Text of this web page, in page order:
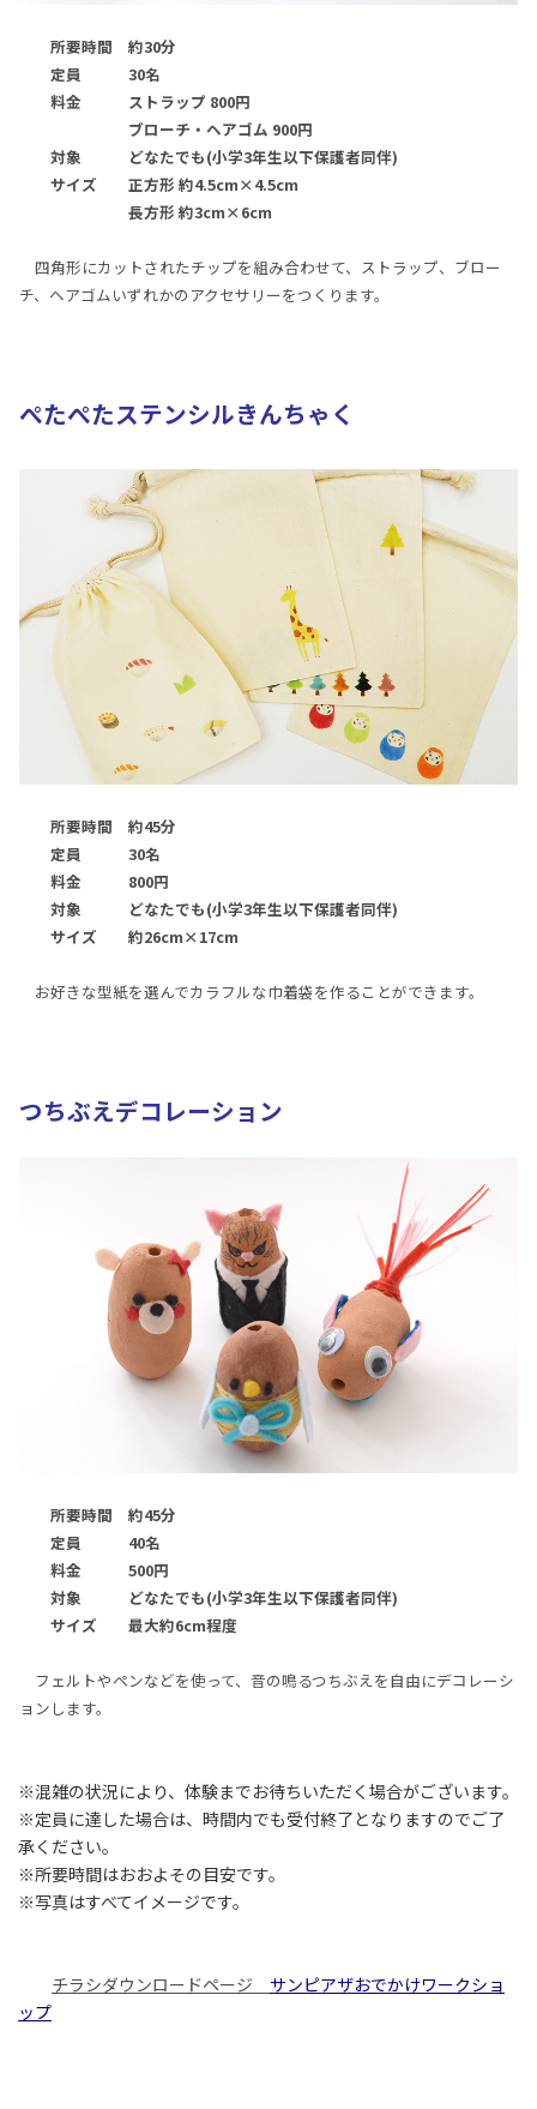
所要時間 約30分
定員 30名
料金 ストラップ 800円
ブローチ・ヘアゴム 900円
対象 どなたでも(小学3年生以下保護者同伴)
サイズ 正方形 約4.5cm×4.5cm
長方形 約3cm×6cm
四角形にカットされたチップを組み合わせて、ストラップ、ブロー
チ、ヘアゴムいずれかのアクセサリーをつくります。
ぺたぺたステンシルきんちゃく
所要時間 約45分
定員 30名
料金 800円
対象 どなたでも(小学3年生以下保護者同伴)
サイズ 約26cm×17cm
お好きな型紙を選んでカラフルな巾着袋を作ることができます。
つちぶえデコレーション
所要時間 約45分
定員 40名
料金 500円
対象 どなたでも(小学3年生以下保護者同伴)
サイズ 最大約6cm程度
フェルトやペンなどを使って、音の鳴るつちぶえを自由にデコレーシ
ョンします。
※混雑の状況により、体験までお待ちいただく場合がございます。
※定員に達した場合は、時間内でも受付終了となりますのでご了
承ください。
※所要時間はおおよその目安です。
※写真はすべてイメージです。
チラシダウンロードページ サンピアザおでかけワークショ
ップ